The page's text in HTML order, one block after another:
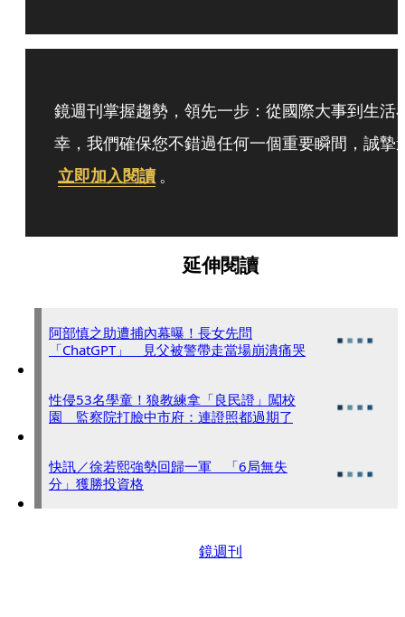
鏡週刊掌握趨勢，領先一步：從國際大事到生活
幸，我們確保您不錯過任何一個重要瞬間，誠摯
立即加入閱讀 。
延伸閱讀
阿部慎之助遭捕內幕曝！長女先問
「ChatGPT」 見父被警帶走當場崩潰痛哭
性侵53名學童！狼教練拿「良民證」闖校
園 監察院打臉中市府：連證照都過期了
快訊／徐若熙強勢回歸一軍 「6局無失
分」獲勝投資格
鏡週刊